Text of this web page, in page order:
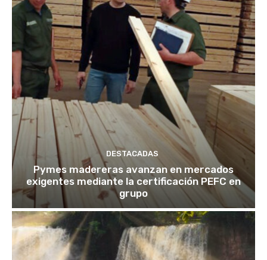
DESTACADAS
Pymes madereras avanzan en mercados
exigentes mediante la certificación PEFC en
grupo